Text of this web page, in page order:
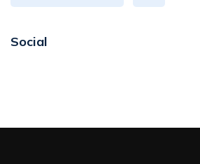
Social